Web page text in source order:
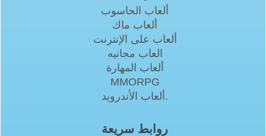
ألعاب الحاسوب
ألعاب ماك
ألعاب على الإنترنت
العاب مجانيه
ألعاب المهارة
MMORPG
ألعاب الأندرويد.
روابط سريعة